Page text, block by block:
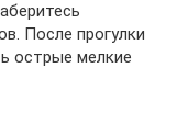
После прогулки
острые мелкие